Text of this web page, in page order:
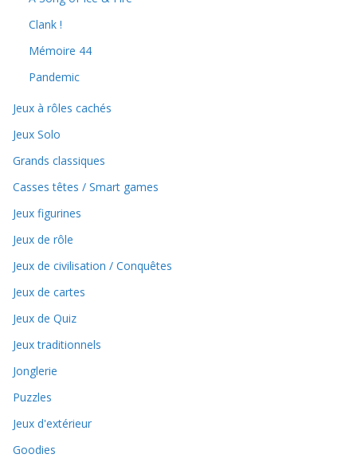
Clank !
Mémoire 44
Pandemic
Jeux à rôles cachés
Jeux Solo
Grands classiques
Casses têtes / Smart games
Jeux figurines
Jeux de rôle
Jeux de civilisation / Conquêtes
Jeux de cartes
Jeux de Quiz
Jeux traditionnels
Jonglerie
Puzzles
Jeux d'extérieur
Goodies